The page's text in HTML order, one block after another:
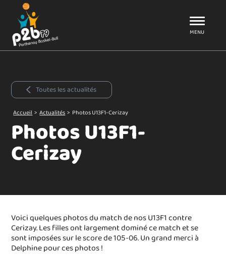
P2B79
MENU
Toutes les actualités
Accueil > Actualités > Photos U13F1-Cerizay
Photos U13F1-
Cerizay
Voici quelques photos du match de nos U13F1 contre
Cerizay. Les filles ont largement dominé ce match et se
sont imposées sur le score de 105-06. Un grand merci à
Delphine pour ces photos !